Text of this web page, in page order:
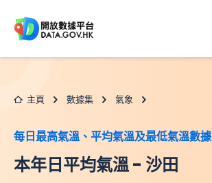
主頁 數據集 氣象
每日最高氣溫、平均氣溫及最低氣溫數據
本年日平均氣溫 - 沙田